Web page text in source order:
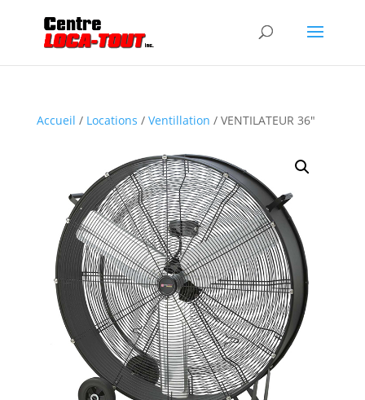
Accueil / Locations / Ventillation / VENTILATEUR 36″